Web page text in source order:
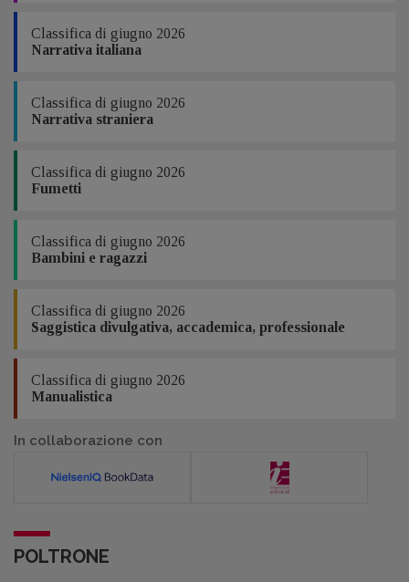
Classifica di giugno 2026
Narrativa italiana
Classifica di giugno 2026
Narrativa straniera
Classifica di giugno 2026
Fumetti
Classifica di giugno 2026
Bambini e ragazzi
Classifica di giugno 2026
Saggistica divulgativa, accademica, professionale
Classifica di giugno 2026
Manualistica
In collaborazione con
POLTRONE